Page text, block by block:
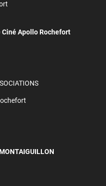
Apollo Rochefort